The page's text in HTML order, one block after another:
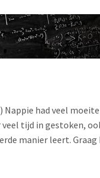
Nappie had veel
veel tijd in gestoken,
manier leert. Graag